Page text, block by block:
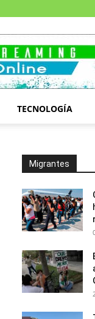
TECNOLOGÍA
Migrantes